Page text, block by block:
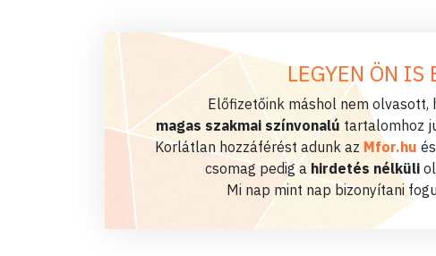
LEGYEN ÖN IS
Előfizetőink máshol nem olvasott,
magas szakmai színvonalú tartalomhoz
Korlátlan hozzáférést adunk az Mfor.hu
csomag pedig a hirdetés nélküli
Mi nap mint nap bizonyítani